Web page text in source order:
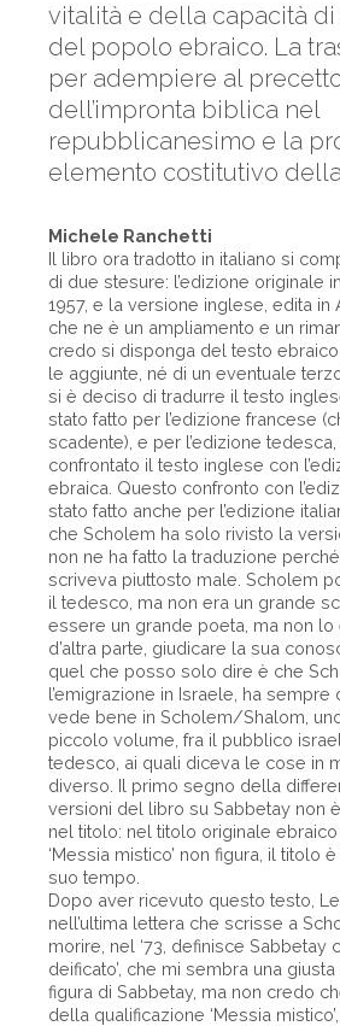
vitalità e della capacità di
del popolo ebraico. La
per adempiere al
dell’impronta biblica nel
repubblicanesimo e la
elemento costitutivo
Michele Ranchetti
Il libro ora tradotto in italiano si
di due stesure: l’edizione originale
1957, e la versione inglese, edita in
che ne è un ampliamento e un
credo si disponga del testo
le aggiunte, né di un eventuale
si è deciso di tradurre il testo
stato fatto per l’edizione francese
scadente), e per l’edizione
confrontato il testo inglese con
ebraica. Questo confronto con
stato fatto anche per l’edizione
che Scholem ha solo rivisto la
non ne ha fatto la traduzione
scriveva piuttosto male. Scholem
il tedesco, ma non era un grande
essere un grande poeta, ma non lo
d’altra parte, giudicare la sua
quel che posso solo dire è che
l’emigrazione in Israele, ha sempre
vede bene in Scholem/Shalom,
piccolo volume, fra il pubblico
tedesco, ai quali diceva le cose in
diverso. Il primo segno della
versioni del libro su Sabbetay non
nel titolo: nel titolo originale
‘Messia mistico’ non figura, il titolo
suo tempo.
Dopo aver ricevuto questo testo,
nell’ultima lettera che scrisse a
morire, nel ‘73, definisce Sabbetay
deificato’, che mi sembra una
figura di Sabbetay, ma non credo
della qualificazione ‘Messia